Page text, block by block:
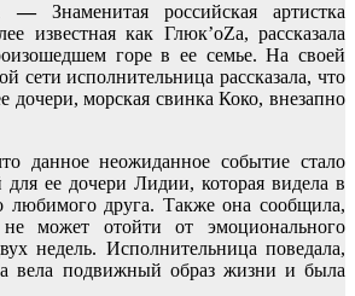
—Знаменитая российская артистка
известная как Глюк’оZа, рассказала
горе в ее семье. На своей
сети исполнительница рассказала, что
дочери, морская свинка Коко, внезапно
данное неожиданное событие стало
для ее дочери Лидии, которая видела в
любимого друга. Также она сообщила,
может отойти от эмоционального
недель. Исполнительница поведала,
вела подвижный образ жизни и была